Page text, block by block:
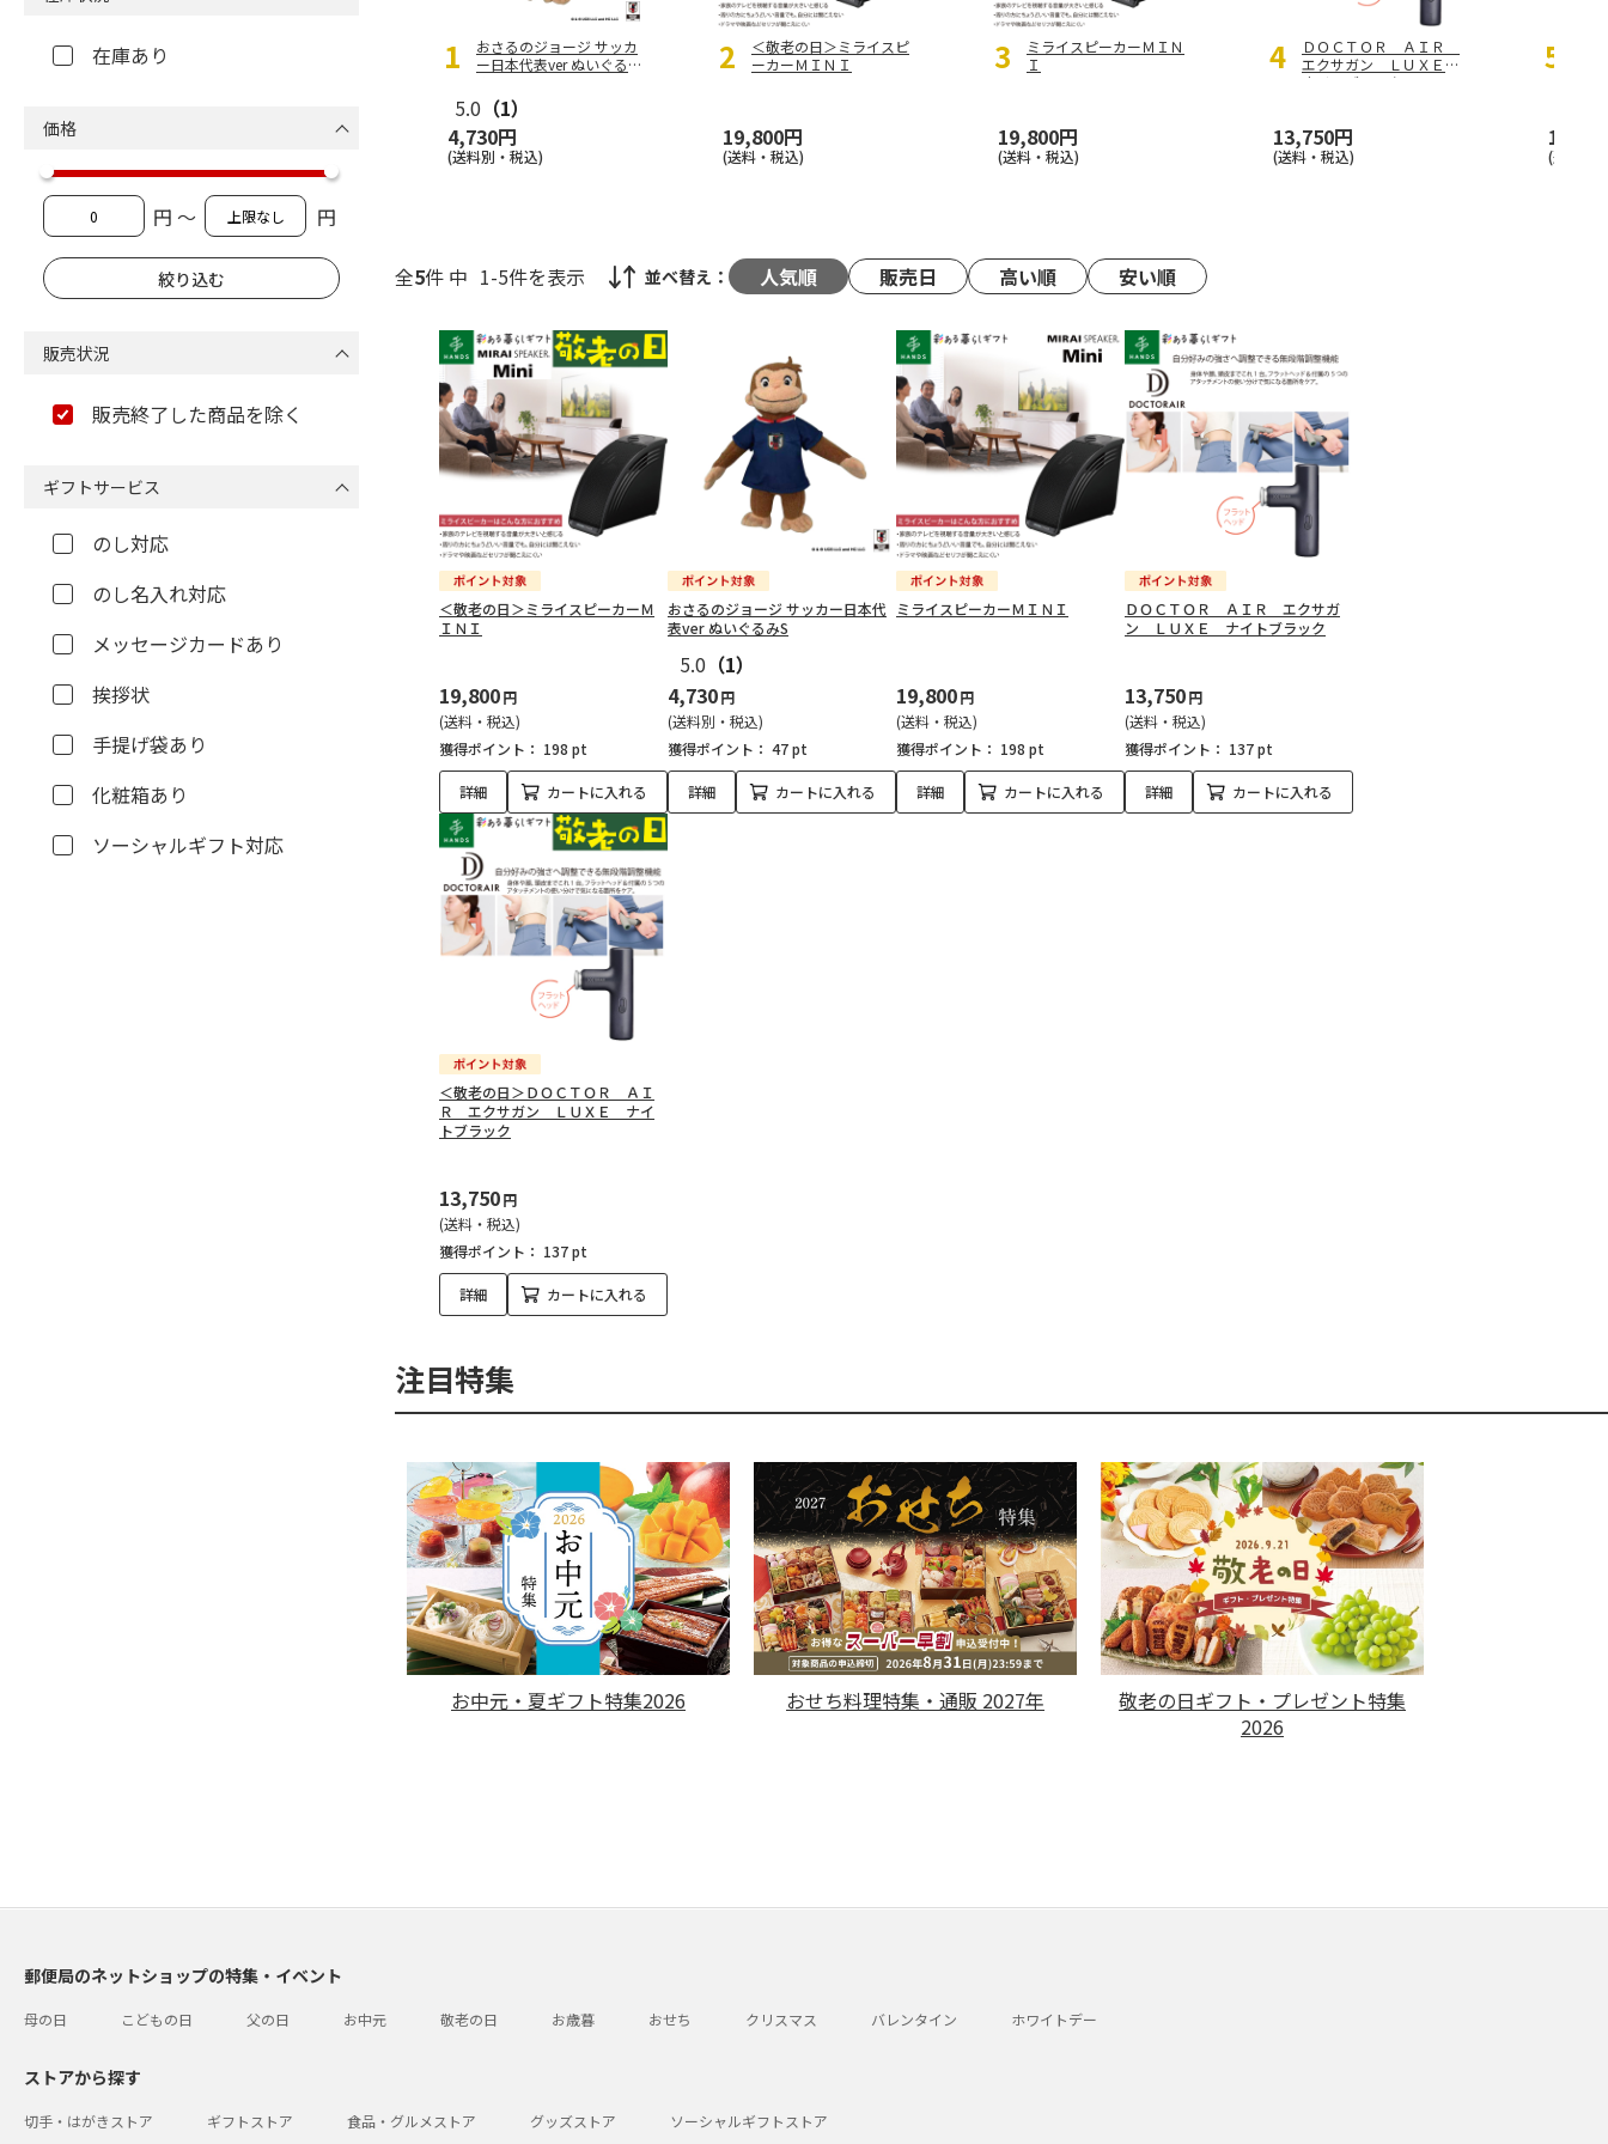
おさるのジョージ サッカ
ー日本代表ver ぬいぐる
5.0 （1）
4,730円
(送料別・税込)
＜敬老の日＞ミライスピ
ーカーＭＩＮＩ
19,800円
(送料・税込)
ミライスピーカーＭＩＮ
Ｉ
19,800円
(送料・税込)
ＤＯＣＴＯＲ ＡＩＲ
エクサガン ＬＵＸＥ
ナイトブラック
13,750円
(送料・税込) (送料・
全5件 中 1-5件を表示 並べ替え： 人気順 販売日 高い順 安い順
＜敬老の日＞ミライスピーカーＭ
ＩＮＩ
19,800円
(送料・税込)
獲得ポイント： 198 pt
詳細 カートに入れる
おさるのジョージ サッカー日本代
表ver ぬいぐるみS
5.0 （1）
4,730円
(送料別・税込)
獲得ポイント： 47 pt
詳細 カートに入れる
ミライスピーカーＭＩＮＩ
19,800円
(送料・税込)
獲得ポイント： 198 pt
詳細 カートに入れる
ＤＯＣＴＯＲ ＡＩＲ エクサガ
ン ＬＵＸＥ ナイトブラック
13,750円
(送料・税込)
獲得ポイント： 137 pt
詳細 カートに入れる
＜敬老の日＞ＤＯＣＴＯＲ ＡＩ
Ｒ エクサガン ＬＵＸＥ ナイ
トブラック
13,750円
(送料・税込)
獲得ポイント： 137 pt
詳細 カートに入れる
注目特集
お中元・夏ギフト特集2026 おせち料理特集・通販 2027年
敬老の日ギフト・プレゼント特集
2026
在庫あり
価格
円 ～ 円
販売状況
販売終了した商品を除く
ギフトサービス
のし対応
のし名入れ対応
メッセージカードあり
挨拶状
手提げ袋あり
化粧箱あり
ソーシャルギフト対応
郵便局のネットショップの特集・イベント
母の日 こどもの日 父の日 お中元 敬老の日 お歳暮 おせち クリスマス バレンタイン ホワイトデー
ストアから探す
切手・はがきストア ギフトストア 食品・グルメストア グッズストア ソーシャルギフトストア